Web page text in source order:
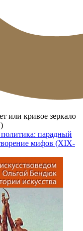
или кривое зеркало
парадный
мифов (XIX-